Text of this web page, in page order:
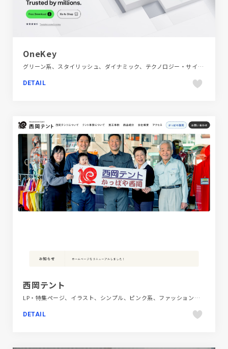
OneKey
グリーン系、スタイリッシュ、ダイナミック、テクノロジー・サイエンス、ブランド・サービスサイト、ホワイト系、モーション多め、多言語対応、海外サイト、金融・法律・人材・専門職
DETAIL
西岡テント
LP・特集ページ、イラスト、シンプル、ピンク系、ファッション・ビューティー、ブランド・サービスサイト、ホワイト系
DETAIL